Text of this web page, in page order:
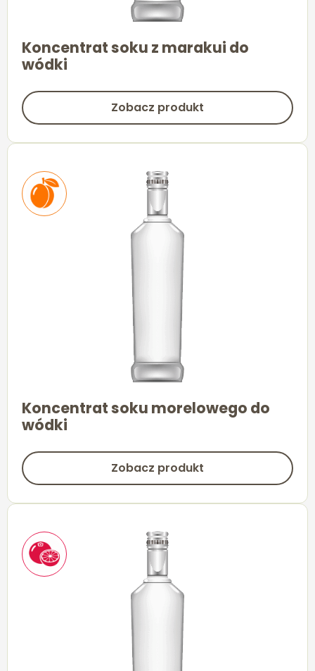
Koncentrat soku z marakui do
wódki
Zobacz produkt
Koncentrat soku morelowego do
wódki
Zobacz produkt